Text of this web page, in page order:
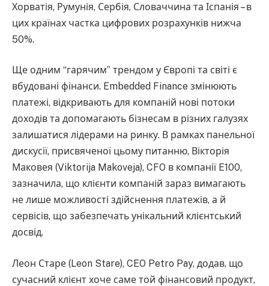
Хорватія, Румунія, Сербія, Словаччина та Іспанія – в
цих країнах частка цифрових розрахунків нижча
50%.
Ще одним “гарячим” трендом у Європі та світі є
вбудовані фінанси. Embedded Finance змінюють
платежі, відкривають для компаній нові потоки
доходів та допомагають бізнесам в різних галузях
залишатися лідерами на ринку. В рамках панельної
дискусії, присвяченої цьому питанню, Вікторія
Маковея (Viktorija Makoveja), CFO в компанії E100,
зазначила, що клієнти компаній зараз вимагають
не лише можливості здійснення платежів, а й
сервісів, що забезпечать унікальний клієнтський
досвід.
Леон Старе (Leon Stare), CEO Petro Pay, додав, що
сучасний клієнт хоче саме той фінансовий продукт,